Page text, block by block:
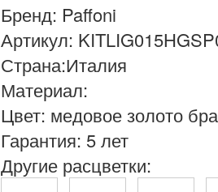
Бренд: Paffoni
Артикул:
Страна:Италия
Материал:
Цвет: медовое золото
Гарантия: 5 лет
Другие расцветки: